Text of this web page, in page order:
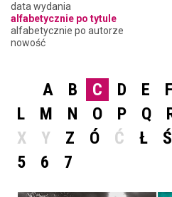
data wydania
alfabetycznie po tytule
alfabetycznie po autorze
nowość
A B C D E F
L
M N O P Q
X
Y Z Ó Ć Ł Ś
5
6 7